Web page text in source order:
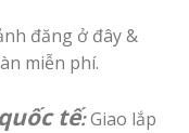
đăng ở đây &
miễn phí.
tế:Giao lắp